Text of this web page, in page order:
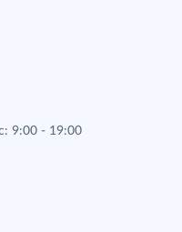
9:00 - 19:00